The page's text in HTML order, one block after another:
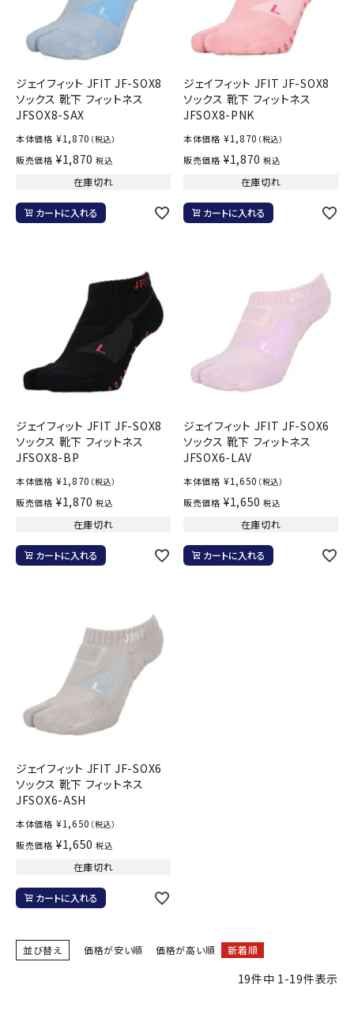
ジェイフィット JFIT JF-SOX8
ソックス 靴下 フィットネス
JFSOX8-SAX
本体価格 ¥1,870 （税込）
販売価格 ¥1,870 税込
在庫切れ
カートに入れる
ジェイフィット JFIT JF-SOX8
ソックス 靴下 フィットネス
JFSOX8-PNK
本体価格 ¥1,870 （税込）
販売価格 ¥1,870 税込
在庫切れ
カートに入れる
ジェイフィット JFIT JF-SOX8
ソックス 靴下 フィットネス
JFSOX8-BP
本体価格 ¥1,870 （税込）
販売価格 ¥1,870 税込
在庫切れ
カートに入れる
ジェイフィット JFIT JF-SOX6
ソックス 靴下 フィットネス
JFSOX6-LAV
本体価格 ¥1,650 （税込）
販売価格 ¥1,650 税込
在庫切れ
カートに入れる
ジェイフィット JFIT JF-SOX6
ソックス 靴下 フィットネス
JFSOX6-ASH
本体価格 ¥1,650 （税込）
販売価格 ¥1,650 税込
在庫切れ
カートに入れる
並び替え 価格が安い順 価格が高い順 新着順
19件中 1-19件表示